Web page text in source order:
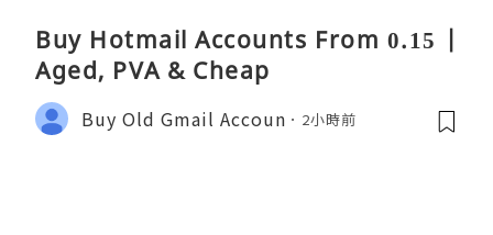
Buy Hotmail Accounts From 0.15 |
Aged, PVA & Cheap
Buy Old Gmail Accoun 2小時前